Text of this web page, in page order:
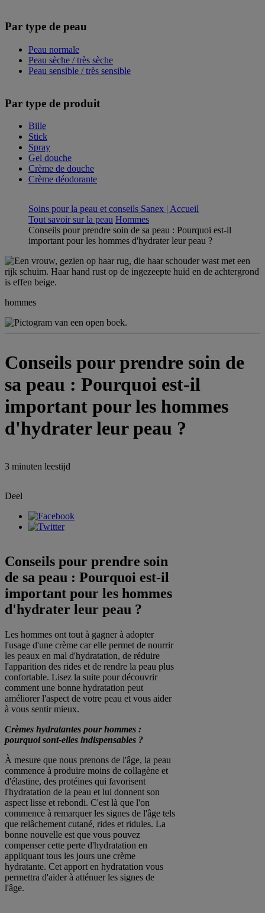
Par type de peau
Peau normale
Peau sèche / très sèche
Peau sensible / très sensible
Par type de produit
Bille
Stick
Spray
Gel douche
Crème de douche
Crème déodorante
Soins pour la peau et conseils Sanex | Accueil
Tout savoir sur la peau Hommes
Conseils pour prendre soin de sa peau : Pourquoi est-il
important pour les hommes d'hydrater leur peau ?
hommes
Conseils pour prendre soin de
sa peau : Pourquoi est-il
important pour les hommes
d'hydrater leur peau ?
3 minuten leestijd
Deel
Conseils pour prendre soin
de sa peau : Pourquoi est-il
important pour les hommes
d'hydrater leur peau ?
Les hommes ont tout à gagner à adopter
l'usage d'une crème car elle permet de nourrir
les peaux en mal d'hydratation, de réduire
l'apparition des rides et de rendre la peau plus
confortable. Lisez la suite pour découvrir
comment une bonne hydratation peut
améliorer l'aspect de votre peau et vous aider
à vous sentir mieux.
Crèmes hydratantes pour hommes :
pourquoi sont-elles indispensables ?
À mesure que nous prenons de l'âge, la peau
commence à produire moins de collagène et
d'élastine, des protéines qui favorisent
l'hydratation de la peau et lui donnent son
aspect lisse et rebondi. C'est là que l'on
commence à remarquer les signes de l'âge tels
que relâchement cutané, rides et ridules. La
bonne nouvelle est que vous pouvez
compenser cette perte d'hydratation en
appliquant tous les jours une crème
hydratante. Cet apport en hydratation vous
permettra d'aider à atténuer les signes de
l'âge.